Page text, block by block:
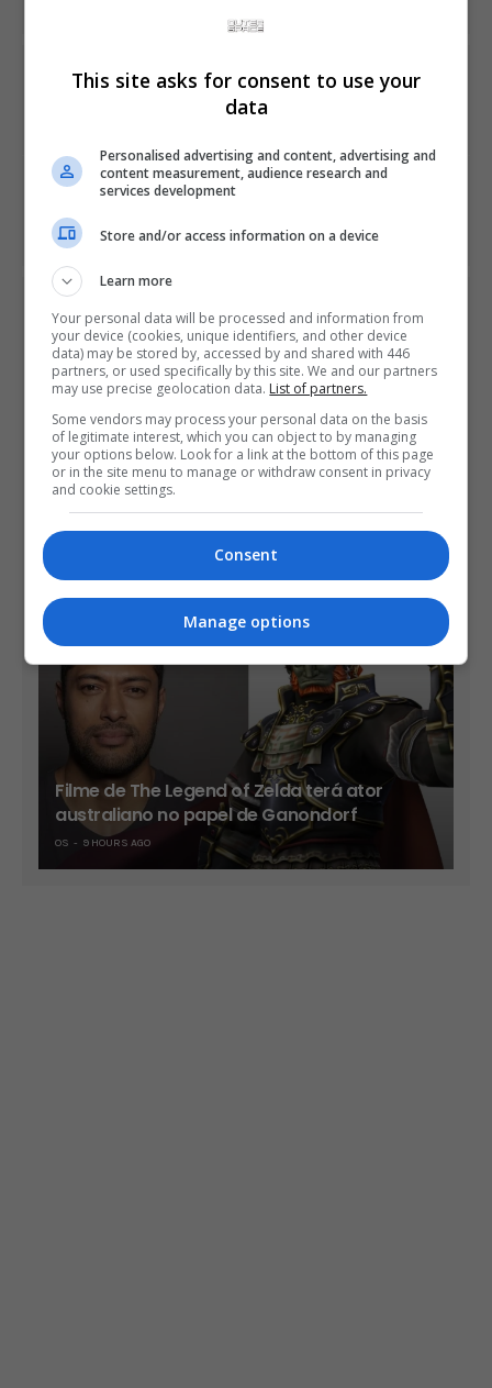
PREVIOUS ARTICLE
Sony mostra Everybody's Golf VR, Sekiro e outros
lançamentos do PS4 em evento no Japão
NEXT ARTICLE
para iOS no ocidente
Take-Two diz que sua vendas já são mais
de 90% no formato digital
OS 8 HOURS AGO
Filme de The Legend of Zelda terá ator
australiano no papel de Ganondorf
OS 9 HOURS AGO
This site asks for consent to use your
data
Personalised advertising and content, advertising and
content measurement, audience research and
services development
Store and/or access information on a device
Learn more
Your personal data will be processed and information from
your device (cookies, unique identifiers, and other device
data) may be stored by, accessed by and shared with 446
partners, or used specifically by this site. We and our partners
may use precise geolocation data. List of partners.
Some vendors may process your personal data on the basis
of legitimate interest, which you can object to by managing
your options below. Look for a link at the bottom of this page
or in the site menu to manage or withdraw consent in privacy
and cookie settings.
Consent
Manage options